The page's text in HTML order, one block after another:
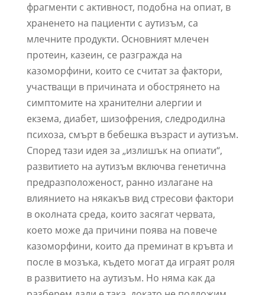
фрагменти с активност, подобна на опиат, в
храненето на пациенти с аутизъм, са
млечните продукти. Основният млечен
протеин, казеин, се разгражда на
казоморфини, които се считат за фактори,
участващи в причината и обострянето на
симптомите на хранителни алергии и
екзема, диабет, шизофрения, следродилна
психоза, смърт в бебешка възраст и аутизъм.
Според тази идея за „излишък на опиати“,
развитието на аутизъм включва генетична
предразположеност, ранно излагане на
влиянието на някакъв вид стресови фактори
в околната среда, които засягат червата,
което може да причини поява на повече
казоморфини, които да преминат в кръвта и
после в мозъка, където могат да играят роля
в развитието на аутизъм. Но няма как да